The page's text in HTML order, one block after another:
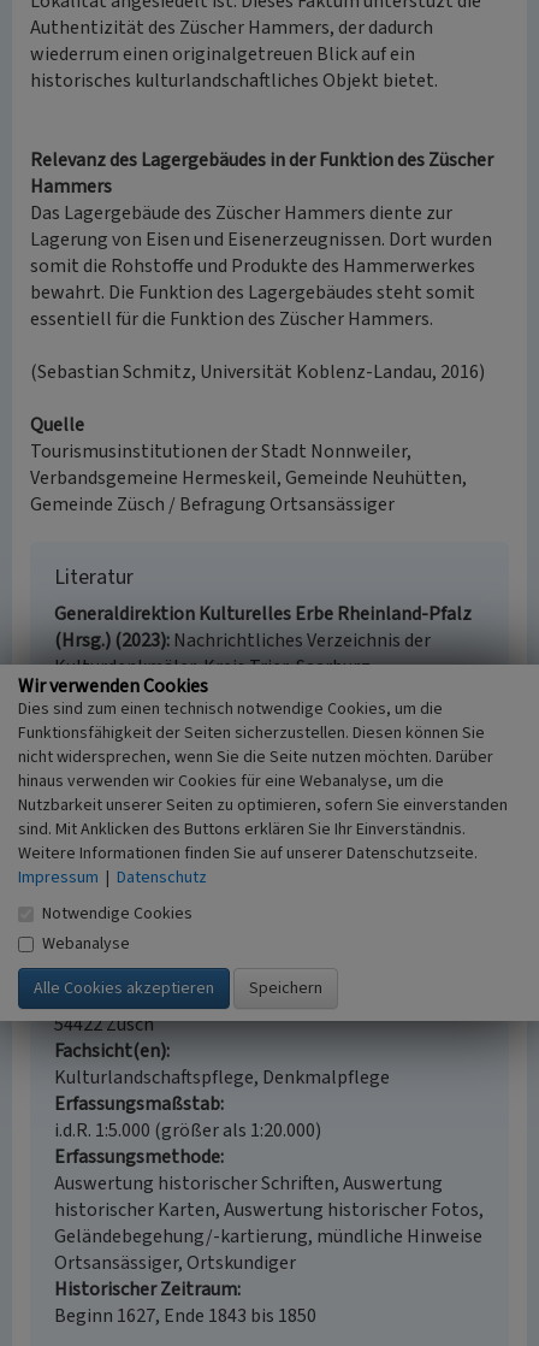
Authentizität des Züscher Hammers, der dadurch
wiederrum einen originalgetreuen Blick auf ein
historisches kulturlandschaftliches Objekt bietet.
Relevanz des Lagergebäudes in der Funktion des Züscher
Hammers
Das Lagergebäude des Züscher Hammers diente zur
Lagerung von Eisen und Eisenerzeugnissen. Dort wurden
somit die Rohstoffe und Produkte des Hammerwerkes
bewahrt. Die Funktion des Lagergebäudes steht somit
essentiell für die Funktion des Züscher Hammers.
(Sebastian Schmitz, Universität Koblenz-Landau, 2016)
Quelle
Tourismusinstitutionen der Stadt Nonnweiler,
Verbandsgemeine Hermeskeil, Gemeinde Neuhütten,
Gemeinde Züsch / Befragung Ortsansässiger
Literatur
Generaldirektion Kulturelles Erbe Rheinland-Pfalz
(Hrsg.) (2023) Nachrichtliches Verzeichnis der
Kulturdenkmäler, Kreis Trier-Saarburg.
Denkmalverzeichnis Kreis Trier-Saarburg, 8. Februar
2023. S. 86, Mainz. Online verfügbar:
denkmallisten.gdke-rlp.de/Trier-Saarburg
abgerufen am 16.06.2023
Lagerhalle des Züscher Hammers
Schlagwörter
Kulturlandschaftsbereich
Hammerwerk Industriedenkmal Lagerhalle
Ort
54422 Züsch
Fachsicht(en)
Kulturlandschaftspflege, Denkmalpflege
Erfassungsmaßstab
i.d.R. 1:5.000 (größer als 1:20.000)
Erfassungsmethode
Auswertung historischer Schriften, Auswertung
historischer Karten, Auswertung historischer Fotos,
Geländebegehung/-kartierung, mündliche Hinweise
Ortsansässiger, Ortskundiger
Historischer Zeitraum
Beginn 1627, Ende 1843 bis 1850
Wir verwenden Cookies
Dies sind zum einen technisch notwendige Cookies, um die
Funktionsfähigkeit der Seiten sicherzustellen. Diesen können Sie
nicht widersprechen, wenn Sie die Seite nutzen möchten. Darüber
hinaus verwenden wir Cookies für eine Webanalyse, um die
Nutzbarkeit unserer Seiten zu optimieren, sofern Sie einverstanden
sind. Mit Anklicken des Buttons erklären Sie Ihr Einverständnis.
Weitere Informationen finden Sie auf unserer Datenschutzseite.
Impressum | Datenschutz
Notwendige Cookies
Webanalyse